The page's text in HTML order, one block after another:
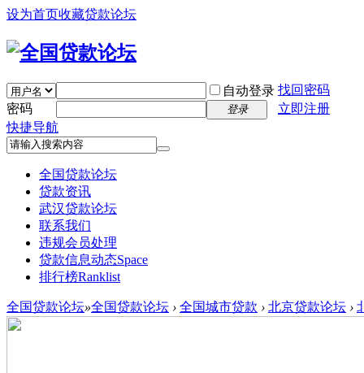
设为首页收藏贷款论坛
自动登录 找回密码
密码
登录
立即注册
快捷导航
全国贷款论坛
贷款资讯
武汉贷款论坛
联系我们
违规会员处理
贷款信息动态Space
排行榜Ranklist
全国贷款论坛»全国贷款论坛 › 全国城市贷款 › 北京贷款论坛 ›